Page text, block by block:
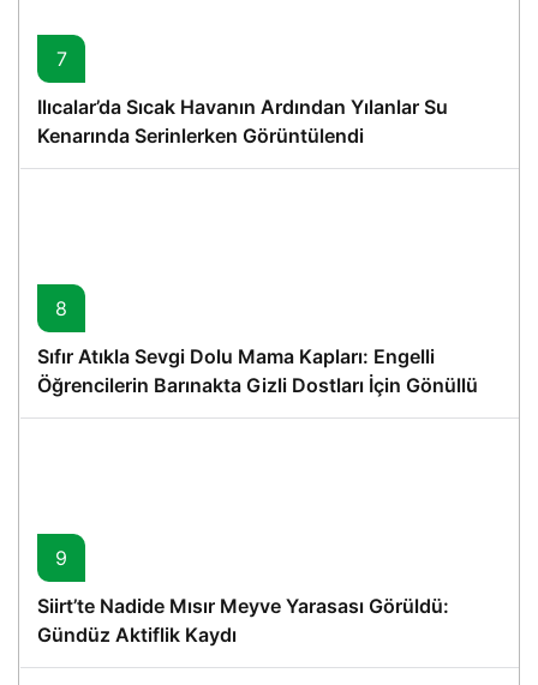
7
Ilıcalar’da Sıcak Havanın Ardından Yılanlar Su
Kenarında Serinlerken Görüntülendi
8
Sıfır Atıkla Sevgi Dolu Mama Kapları: Engelli
Öğrencilerin Barınakta Gizli Dostları İçin Gönüllü
Proje
9
Siirt’te Nadide Mısır Meyve Yarasası Görüldü:
Gündüz Aktiflik Kaydı